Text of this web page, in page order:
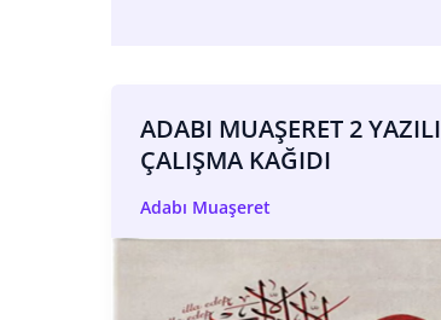
ADABI MUAŞERET 2 YAZILI
ÇALIŞMA KAĞIDI
Adabı Muaşeret